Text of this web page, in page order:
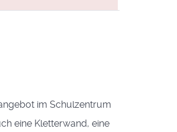
im Schulzentrum
eine Kletterwand, eine